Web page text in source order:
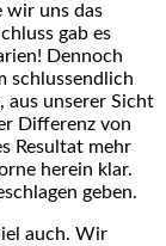
wir uns das
gab es
Dennoch
schlussendlich
aus unserer Sicht
Differenz von
Resultat mehr
herein klar.
geben.
auch. Wir